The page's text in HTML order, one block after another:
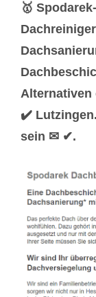
🥇
Alternativen
✔️
sein ✉ ✔.